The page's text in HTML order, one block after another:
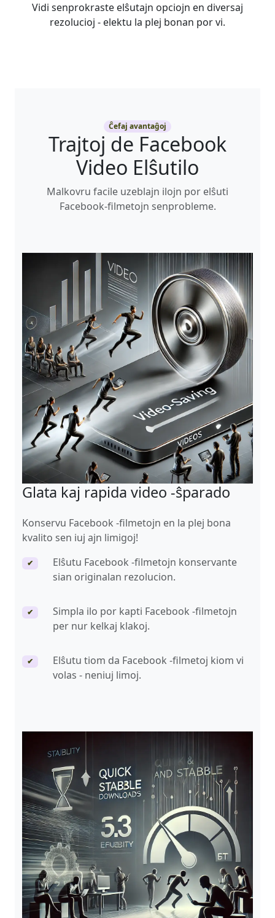
Vidi senprokraste elŝutajn opciojn en diversaj
rezolucioj - elektu la plej bonan por vi.
Ĉefaj avantaĝoj
Trajtoj de Facebook
Video Elŝutilo
Malkovru facile uzeblajn ilojn por elŝuti
Facebook-filmetojn senprobleme.
Glata kaj rapida video -ŝparado
Konservu Facebook -filmetojn en la plej bona
kvalito sen iuj ajn limigoj!
✔
Elŝutu Facebook -filmetojn konservante
sian originalan rezolucion.
✔
Simpla ilo por kapti Facebook -filmetojn
per nur kelkaj klakoj.
✔
Elŝutu tiom da Facebook -filmetoj kiom vi
volas - neniuj limoj.